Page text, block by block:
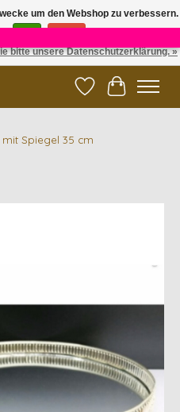
×
retourneren
Wunschzettel
Ihr
Spiegel 35 cm
um den Webshop zu verbessern.
bitte unsere Datenschutzerklärung. »